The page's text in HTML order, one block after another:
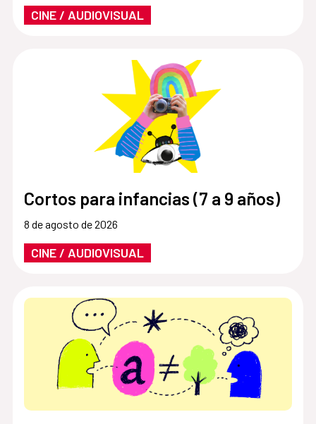
CINE / AUDIOVISUAL
Cortos para infancias (7 a 9 años)
8 de agosto de 2026
CINE / AUDIOVISUAL